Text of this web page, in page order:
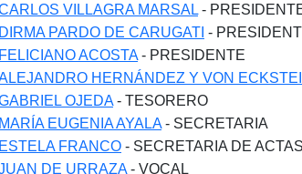
VILLAGRA MARSAL -
PARDO DE CARUGATI -
ACOSTA- PRESIDENTE
HERNÁNDEZ Y VON
OJEDA- TESORERO
EUGENIA AYALA- SECRETARIA
FRANCO - SECRETARIA DE ACTAS
DE URRAZA- VOCAL